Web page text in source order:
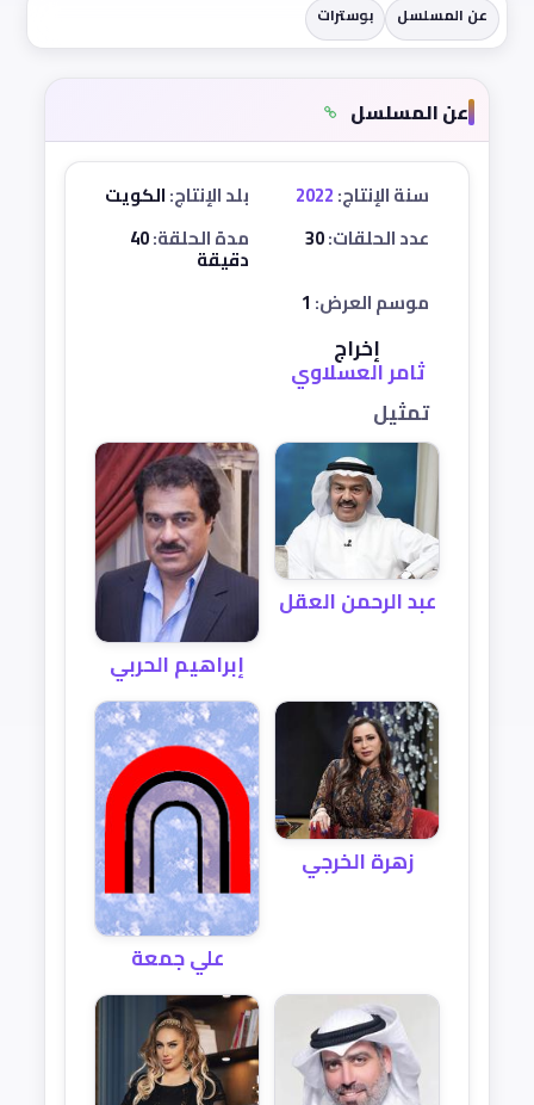
عن المسلسل بوسترات
عن المسلسل
سنة الإنتاج:2022 بلد الإنتاج:الكويت
عدد الحلقات:
مدة الحلقة:40
دقيقة
موسم العرض:
إخراج
ثامر العسلاوي
تمثيل
عبد الرحمن العقل
إبراهيم الحربي
زهرة الخرجي
علي جمعة